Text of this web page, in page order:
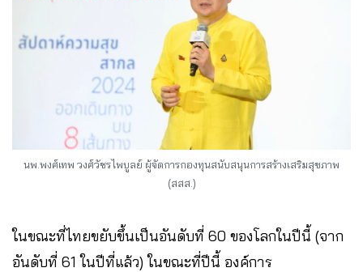
นพ.พงศ์เทพ วงศ์วัชรไพบูลย์ ผู้จัดการกองทุนสนับสนุนการสร้างเสริมสุขภาพ
(สสส.)
ในขณะที่ไทยขยับขึ้นเป็นอันดับที่ 60 ของโลกในปีนี้ (จาก
อันดับที่ 61 ในปีที่แล้ว) ในขณะที่ปีนี้ องค์การ